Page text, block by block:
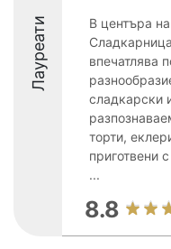
Лауреати
В центъра
впечатлява
сладкарски
торти,
приготвени
...
8.8